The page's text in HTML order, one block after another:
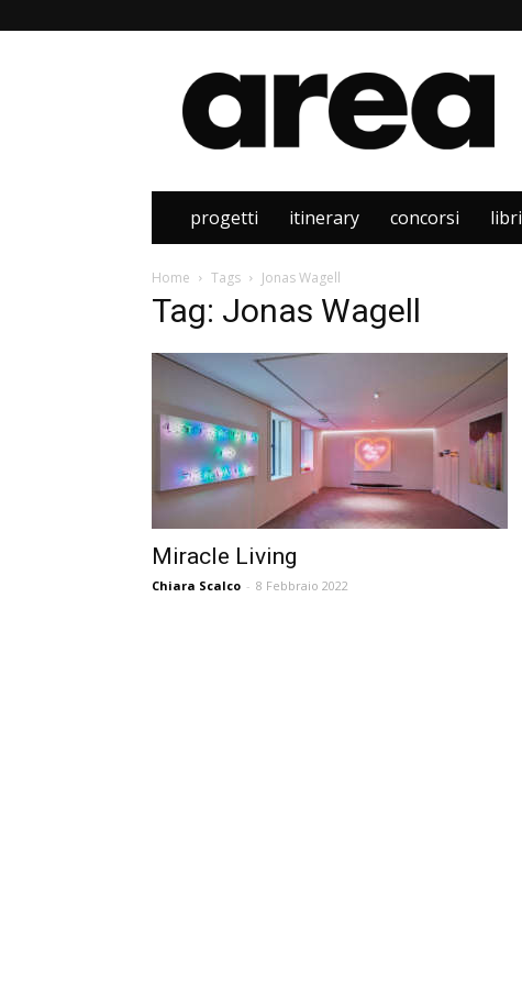
Area
progetti itinerary concorsi libri
Home Tags Jonas Wagell
Tag: Jonas Wagell
Miracle Living
Chiara Scalco - 8 Febbraio 2022